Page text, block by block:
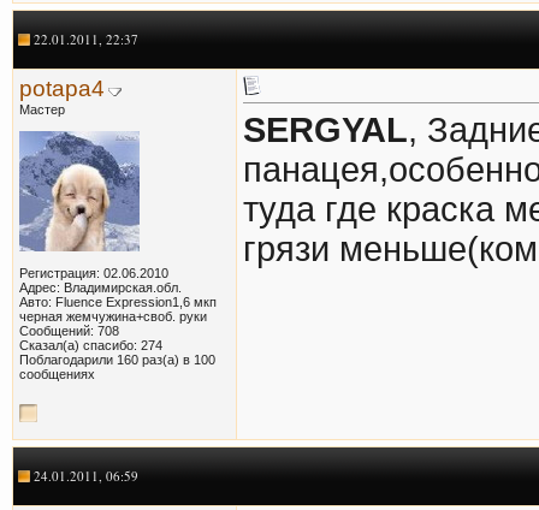
22.01.2011, 22:37
potapa4
Мастер
Регистрация: 02.06.2010
Адрес: Владимирская.обл.
Авто: Fluence Expression1,6 мкп
черная жемчужина+своб. руки
Сообщений: 708
Сказал(а) спасибо: 274
Поблагодарили 160 раз(а) в 100
сообщениях
SERGYAL,
туда где краска
грязи
24.01.2011, 06:59